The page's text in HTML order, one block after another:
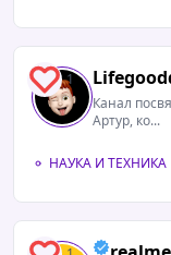
1
Канал
Артур, ко...
НАУКА И ТЕХНИКА